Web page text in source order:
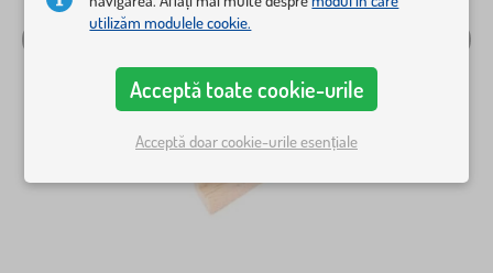
utilizăm modulele cookie.
Acceptă toate cookie-urile
Acceptă doar cookie-urile esențiale